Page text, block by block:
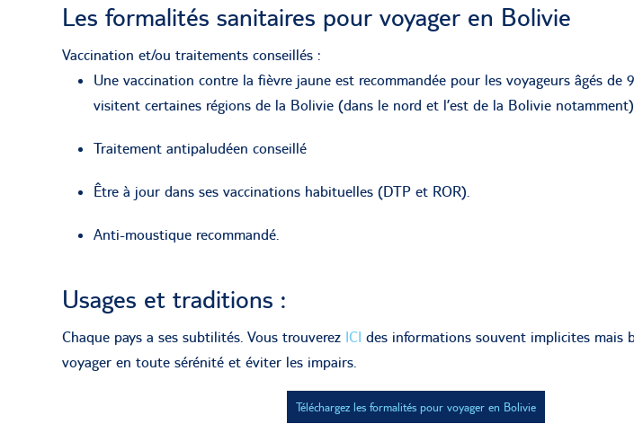
Les formalités sanitaires pour voyager en Bolivie
Vaccination et/ou traitements conseillés :
Une vaccination contre la fièvre jaune est recommandée pour les voyageurs âgés de
visitent certaines régions de la Bolivie (dans le nord et l’est de la Bolivie notamment).
Traitement antipaludéen conseillé
Être à jour dans ses vaccinations habituelles (DTP et ROR).
Anti-moustique recommandé.
Usages et traditions :
Chaque pays a ses subtilités. Vous trouverez ICI des informations souvent implicites mais
voyager en toute sérénité et éviter les impairs.
Téléchargez les formalités pour voyager en Bolivie